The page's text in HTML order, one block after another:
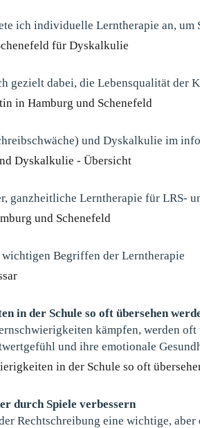
ich individuelle Lerntherapie an, um
für Dyskalkulie
gezielt dabei, die Lebensqualität der
in Hamburg und Schenefeld
und Dyskalkulie im
Dyskalkulie - Übersicht
ganzheitliche Lerntherapie für LRS-
und Schenefeld
Begriffen der Lerntherapie
in der Schule so oft übersehen
kämpfen, werden
und ihre emotionale
in der Schule so oft
durch Spiele verbessern
Rechtschreibung eine wichtige,